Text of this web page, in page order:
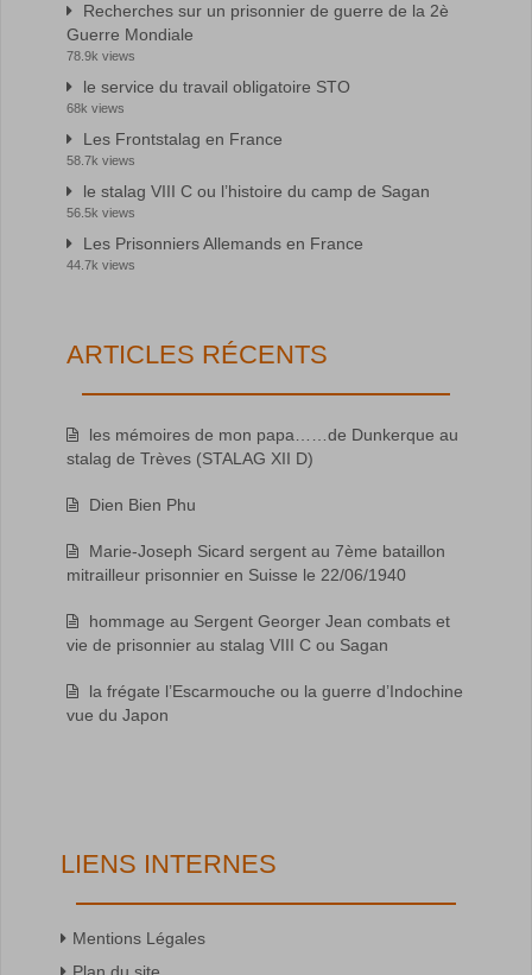
Recherches sur un prisonnier de guerre de la 2è
Guerre Mondiale
78.9k views
le service du travail obligatoire STO
68k views
Les Frontstalag en France
58.7k views
le stalag VIII C ou l’histoire du camp de Sagan
56.5k views
Les Prisonniers Allemands en France
44.7k views
ARTICLES RÉCENTS
les mémoires de mon papa……de Dunkerque au
stalag de Trèves (STALAG XII D)
Dien Bien Phu
Marie-Joseph Sicard sergent au 7ème bataillon
mitrailleur prisonnier en Suisse le 22/06/1940
hommage au Sergent Georger Jean combats et
vie de prisonnier au stalag VIII C ou Sagan
la frégate l’Escarmouche ou la guerre d’Indochine
vue du Japon
LIENS INTERNES
Mentions Légales